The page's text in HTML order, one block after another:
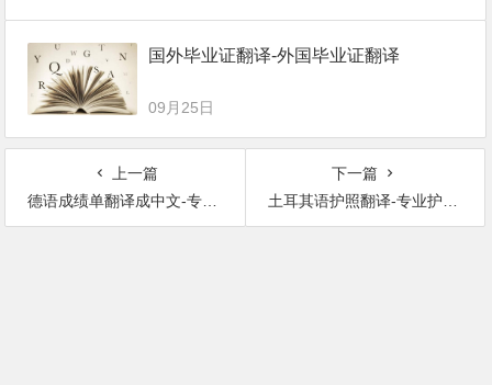
国外毕业证翻译-外国毕业证翻译
09月25日
上一篇
德语成绩单翻译成中文-专业成绩单翻译公司推荐
下一篇
土耳其语护照翻译-专业护照翻译公司推荐